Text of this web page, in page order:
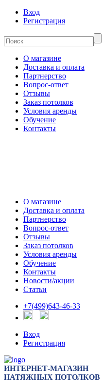
Вход
Регистрация
О магазине
Доставка и оплата
Партнерство
Вопрос-ответ
Отзывы
Заказ потолков
Условия аренды
Обучение
Контакты
О магазине
Доставка и оплата
Партнерство
Вопрос-ответ
Отзывы
Заказ потолков
Условия аренды
Обучение
Контакты
Новости/акции
Статьи
+7(499)643-46-33
Вход
Регистрация
ИНТЕРНЕТ-МАГАЗИН
НАТЯЖНЫХ ПОТОЛКОВ